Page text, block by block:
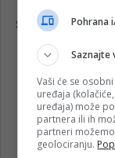
Pohrana
Saznajte
Vaši će se
uređaja
uređaja) može
partnera ili ih
partneri
geolociranju.